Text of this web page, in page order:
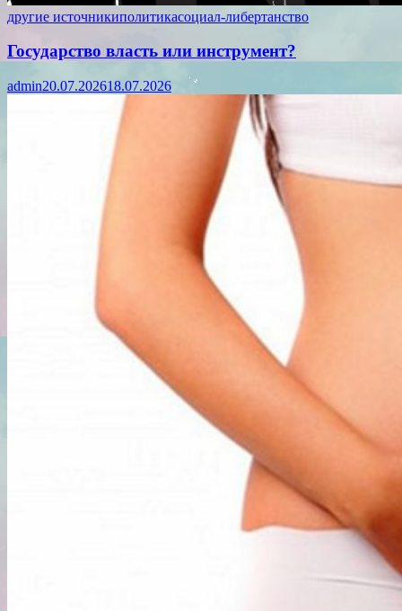
другие источникиполитикасоциал-либертанство
Государство власть или инструмент?
admin20.07.202618.07.2026